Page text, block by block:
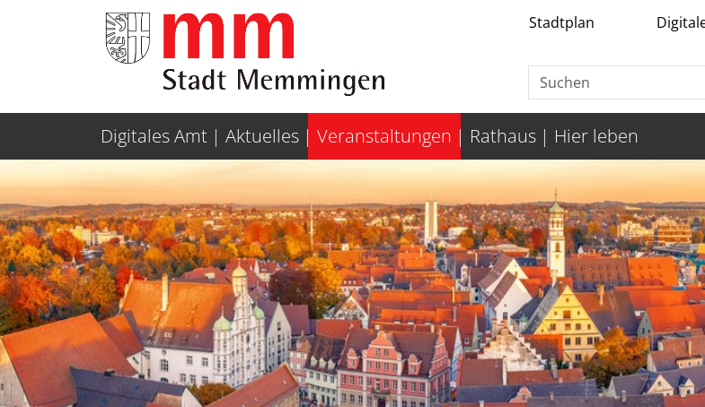
Weiter zur Navigation Weiter zum Inhalt Stadtplan
Digitales Amt Aktuelles Veranstaltungen Rathaus Hier leben